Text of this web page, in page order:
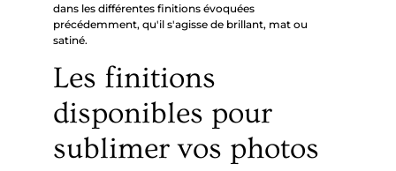
dans les différentes finitions évoquées
précédemment, qu'il s'agisse de brillant, mat ou
satiné.
Les finitions
disponibles pour
sublimer vos photos